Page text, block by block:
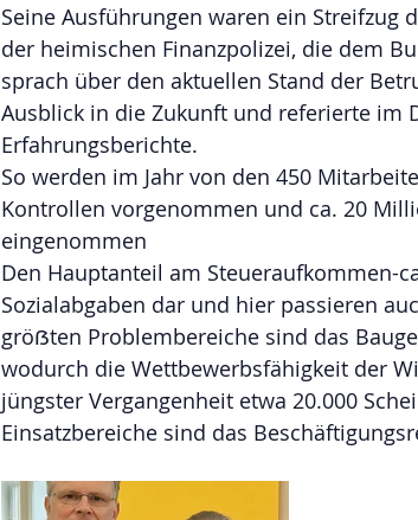
Seine Ausführungen waren ein Streifzug
der heimischen Finanzpolizei, die dem
sprach über den aktuellen Stand der
Ausblick in die Zukunft und referierte im
Erfahrungsberichte.
So werden im Jahr von den 450
Kontrollen vorgenommen und ca. 20
eingenommen
Den Hauptanteil am Steueraufkommen-
Sozialabgaben dar und hier passieren
gröẞten Problembereiche sind das
wodurch die Wettbewerbsfähigkeit der
jüngster Vergangenheit etwa 20.000
Einsatzbereiche sind das